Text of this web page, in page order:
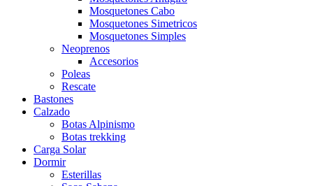
Mosquetones Cabo
Mosquetones Simetricos
Mosquetones Simples
Neoprenos
Accesorios
Poleas
Rescate
Bastones
Calzado
Botas Alpinismo
Botas trekking
Carga Solar
Dormir
Esterillas